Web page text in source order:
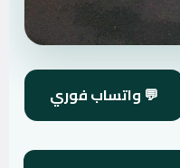
💬 واتساب فوري